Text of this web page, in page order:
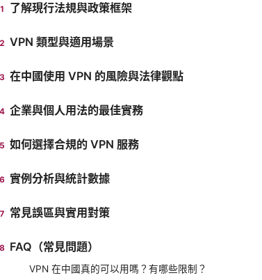
了解現行法規與政策框架
VPN 類型與適用場景
在中國使用 VPN 的風險與法律觀點
企業與個人用法的最佳實務
如何選擇合規的 VPN 服務
實例分析與統計數據
常見誤區與實用對策
FAQ（常見問題）
VPN 在中國真的可以用嗎？有哪些限制？